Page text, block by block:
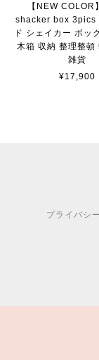
【NEW COLOR
shacker box 3pics
ド シェイカー ボッ
木箱 収納 整理整頓
雑貨
¥17,900
プライバシ